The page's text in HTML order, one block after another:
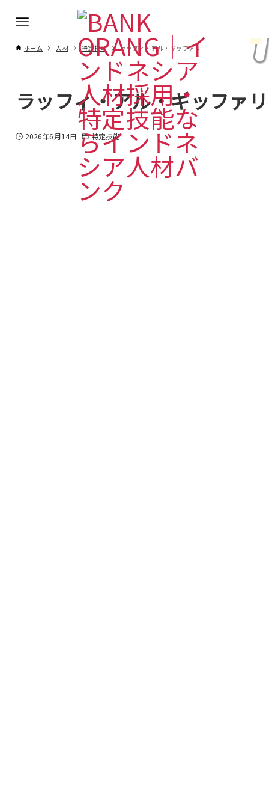
ホーム 人材 特定技能 ラッフィ・アル・ギッファリ
ラッフィ・アル・ギッファリ
2026年6月14日 特定技能